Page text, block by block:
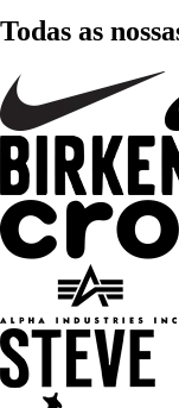
Todas as